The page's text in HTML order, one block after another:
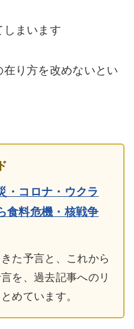
しまいます
り方を改めないとい
・コロナ・ウクラ
食料危機・核戦争
た予言と、これから
を、過去記事へのリ
めています。